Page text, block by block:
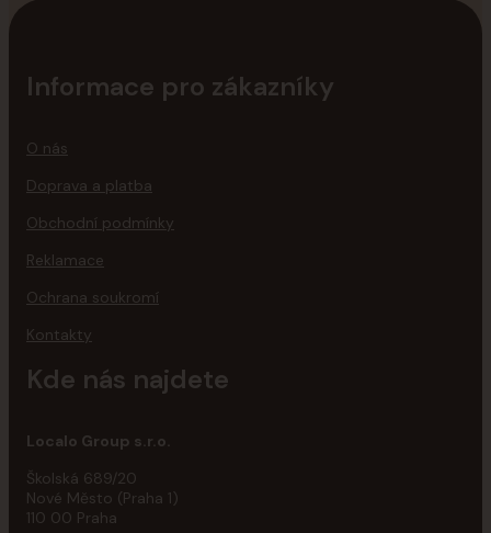
Informace pro zákazníky
O nás
Doprava a platba
Obchodní podmínky
Reklamace
Ochrana soukromí
Kontakty
Kde nás najdete
Localo Group s.r.o.
Školská 689/20
Nové Město (Praha 1)
110 00 Praha